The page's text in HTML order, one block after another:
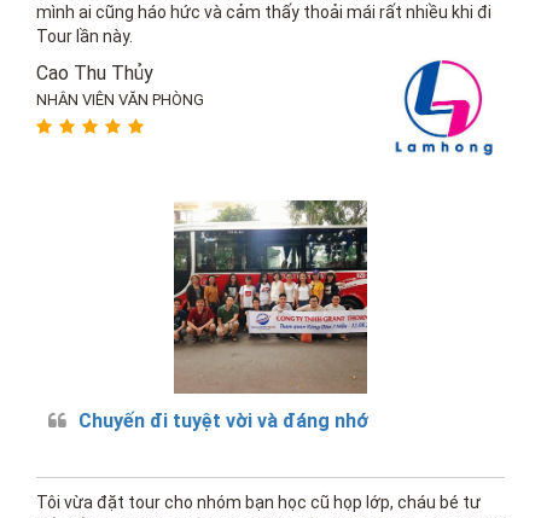
mình ai cũng háo hức và cảm thấy thoải mái rất nhiều khi đi
Tour lần này.
Cao Thu Thủy
NHÂN VIÊN VĂN PHÒNG
Chuyến đi tuyệt vời và đáng nhớ
Tôi vừa đặt tour cho nhóm bạn học cũ họp lớp, cháu bé tư